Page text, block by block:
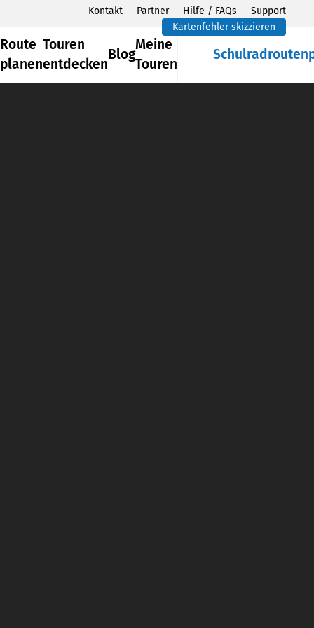
Kontakt Partner Hilfe / FAQs
Support
Kartenfehler skizzieren
Route
planen
Touren
entdecken
Blog
Meine
Touren